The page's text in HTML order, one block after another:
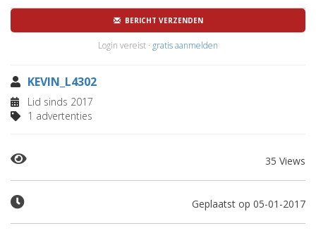
BERICHT VERZENDEN
Login vereist · gratis aanmelden
KEVIN_L4302
Lid sinds 2017
1 advertenties
35 Views
Geplaatst op 05-01-2017